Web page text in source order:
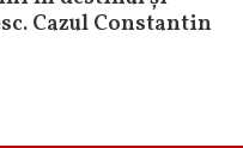
Cazul Constantin